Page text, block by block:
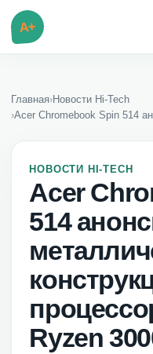
A+
Главная›Новости Hi-Tech
›
НОВОСТИ HI-TECH
Acer
514
Ryzen